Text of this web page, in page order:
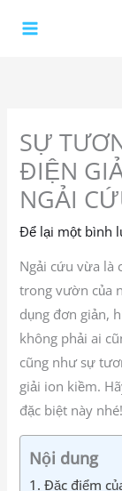
SỰ
ĐIỆN
NGẢI
Để lại một bình
Ngải cứu vừa là
trong vườn của
dụng đơn giản,
không phải ai
cũng như sự
giải ion kiềm.
đặc biệt này nhé!
Nội dung
1. Đặc điểm